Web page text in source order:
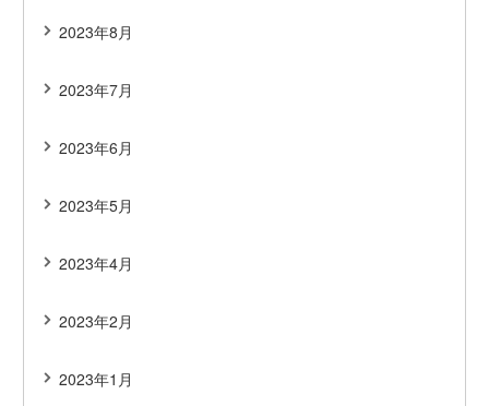
2023年8月
2023年7月
2023年6月
2023年5月
2023年4月
2023年2月
2023年1月